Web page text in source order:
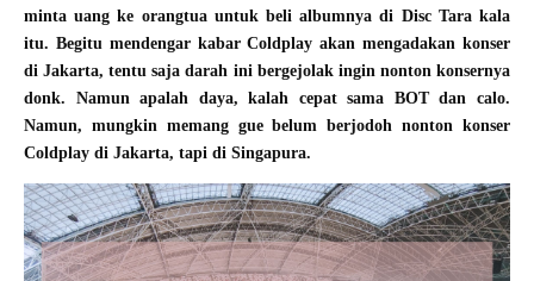
minta uang ke orangtua untuk beli albumnya di Disc Tara kala
itu. Begitu mendengar kabar Coldplay akan mengadakan konser
di Jakarta, tentu saja darah ini bergejolak ingin nonton konsernya
donk. Namun apalah daya, kalah cepat sama BOT dan calo.
Namun, mungkin memang gue belum berjodoh nonton konser
Coldplay di Jakarta, tapi di Singapura.